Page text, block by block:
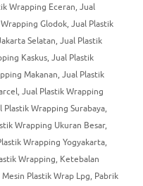
Wrapping Eceran, Jual
Glodok, Jual Plastik
Selatan, Jual Plastik
Kaskus, Jual Plastik
Makanan, Jual Plastik
, Jual Plastik Wrapping
Plastik Wrapping Surabaya,
Wrapping Ukuran Besar,
Wrapping Yogyakarta,
Wrapping, Ketebalan
Mesin Plastik Wrap Lpg, Pabrik